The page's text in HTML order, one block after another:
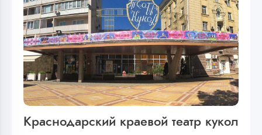
Краснодарский краевой театр кукол